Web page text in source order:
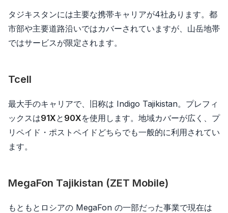
タジキスタンには主要な携帯キャリアが4社あります。都
市部や主要道路沿いではカバーされていますが、山岳地帯
ではサービスが限定されます。
Tcell
最大手のキャリアで、旧称は Indigo Tajikistan。プレフィ
ックスは91Xと 90Xを使用します。地域カバーが広く、プ
リペイド・ポストペイドどちらでも一般的に利用されてい
ます。
MegaFon Tajikistan (ZET Mobile)
もともとロシアの MegaFon の一部だった事業で現在は